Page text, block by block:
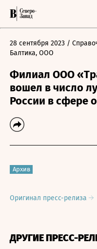
28 сентября 2023 /
Балтика, ООО
Филиал ООО
вошел в число
России в сфере
Архив
Оригинал пресс-релиза
ДРУГИЕ ПРЕСС-